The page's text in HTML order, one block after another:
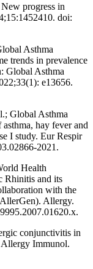
progress in
doi:
Asthma
trends in prevalence
Global Asthma
e13656.
Global Asthma
hay fever and
I study. Eur Respir
2021.
Health
Rhinitis and its
with the
Allergy.
conjunctivitis in
Allergy Immunol.